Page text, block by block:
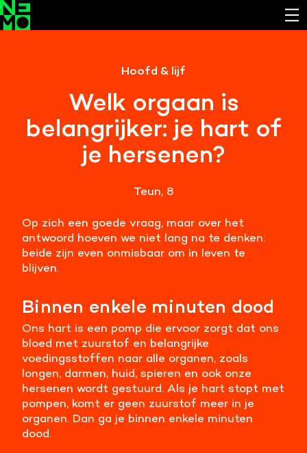
Hoofd & lijf
Welk orgaan is
belangrijker: je hart of
je hersenen?
Teun, 8
Op zich een goede vraag, maar over het
antwoord hoeven we niet lang na te denken:
beide zijn even onmisbaar om in leven te
blijven.
Binnen enkele minuten dood
Ons hart is een pomp die ervoor zorgt dat ons
bloed met zuurstof en belangrijke
voedingsstoffen naar alle organen, zoals
longen, darmen, huid, spieren en ook onze
hersenen wordt gestuurd. Als je hart stopt met
pompen, komt er geen zuurstof meer in je
organen. Dan ga je binnen enkele minuten
dood.
Noodzakelijk om de website laten werken.
Cookies van derde partijen
Noodzakelijk om content van externe bronnen te
bekijken.
Analystische cookies
Analyseert het websitegebruik en helpt de website
Marketing cookies
Verzamelt informatie over de klantreis.
je voorkeuren aan.
Meer informatie
Alle cookies accepteren
Voorkeuren opslaan